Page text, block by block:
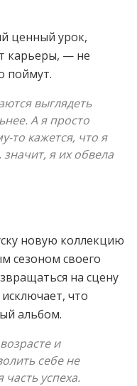
ценный урок,
карьеры, — не
поймут.
выглядеть
А я просто
то кажется, что я
я их обвела
новую коллекцию
сезоном своего
на сцену
что
альбом.
и
себе не
успеха.